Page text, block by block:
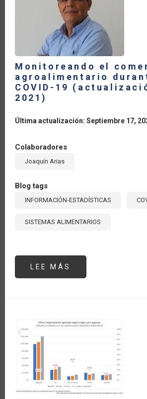
NAVEGACIÓN
Monitoreando el
agroalimentario
COVID-19
2021)
Última actualización: Septiembre 17,
Colaboradores
Joaquín Arias
Blog tags
INFORMACIÓN-ESTADÍSTICAS
SISTEMAS ALIMENTARIOS
LEE MÁS
EL
19
(ACTUALIZACIÓN